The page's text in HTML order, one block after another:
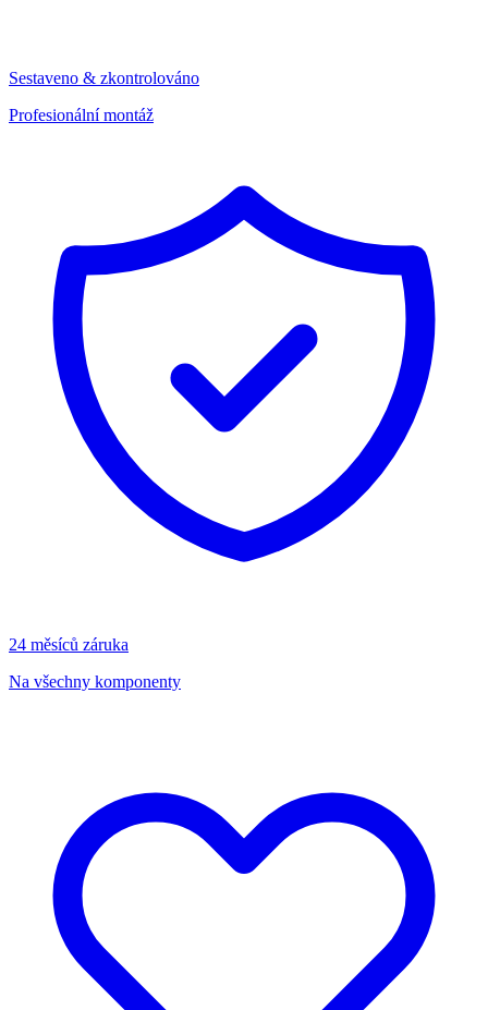
Sestaveno & zkontrolováno
Profesionální montáž
24 měsíců záruka
Na všechny komponenty